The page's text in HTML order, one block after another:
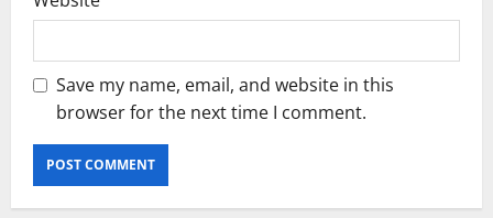
Save my name, email, and website in this
browser for the next time I comment.